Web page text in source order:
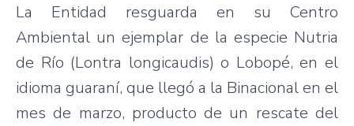
La Entidad resguarda en su Centro
Ambiental un ejemplar de la especie Nutria
de Río (Lontra longicaudis) o Lobopé, en el
idioma guaraní, que llegó a la Binacional en el
mes de marzo, producto de un rescate del